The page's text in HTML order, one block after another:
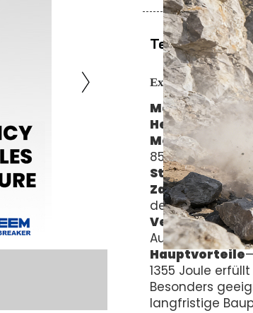
Teilen Sie Dies
Experten
Marke—
Herkunft–
Modell— Silent
85mm.
Standard— CE-
des
Auftragsplänen
Hauptvorteile
1355 Joule
Besonders
langfristige